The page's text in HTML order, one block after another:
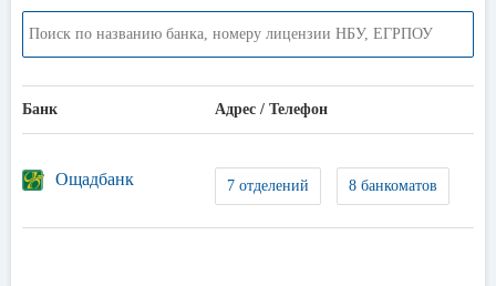
Банк Адрес / Телефон
Ощадбанк 7 отделений 8 банкоматов